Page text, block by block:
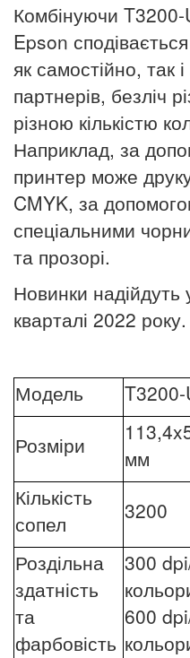
Комбінуючи
Epson
як самостійно, так
партнерів, безліч
різною кількістю
Наприклад, за
принтер може
CMYK, за
спеціальними
та прозорі.
Новинки
кварталі 2022 року.
Модель T3200-
Розміри
мм
Кількість
сопел
3200
Роздільна
здатність
та
фарбовість
300
600